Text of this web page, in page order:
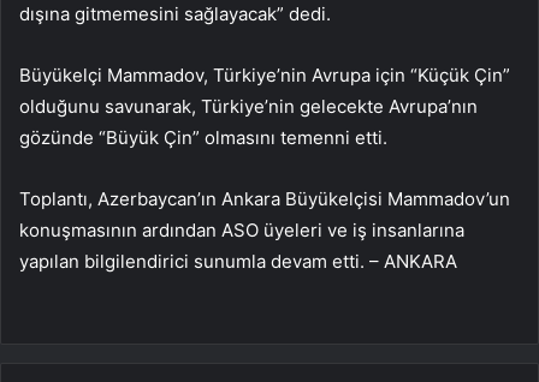
dışına gitmemesini sağlayacak” dedi.
Büyükelçi Mammadov, Türkiye’nin Avrupa için “Küçük Çin”
olduğunu savunarak, Türkiye’nin gelecekte Avrupa’nın
gözünde “Büyük Çin” olmasını temenni etti.
Toplantı, Azerbaycan’ın Ankara Büyükelçisi Mammadov’un
konuşmasının ardından ASO üyeleri ve iş insanlarına
yapılan bilgilendirici sunumla devam etti. – ANKARA